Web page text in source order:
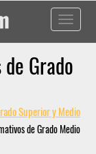
Toggle
Grado
Superior y Medio
de Grado Medio